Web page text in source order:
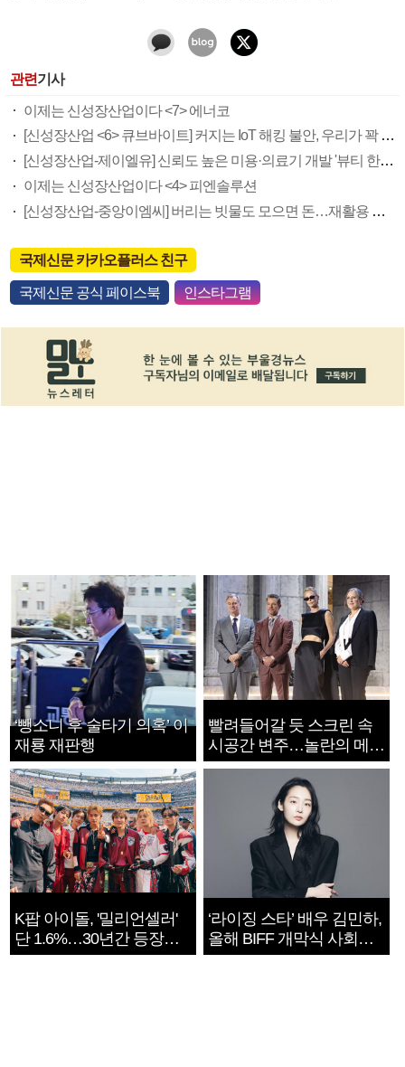
관련기사
이제는 신성장산업이다 <7> 에너코
[신성장산업 <6> 큐브바이트] 커지는 IoT 해킹 불안, 우리가 꽉 잡아드립니다
[신성장산업-제이엘유] 신뢰도 높은 미용·의료기 개발 '뷰티 한류' 숨은 공신
이제는 신성장산업이다 <4> 피엔솔루션
[신성장산업-중앙이엠씨] 버리는 빗물도 모으면 돈…재활용 기술 선두 주자
국제신문 카카오플러스 친구
국제신문 공식 페이스북 인스타그램
‘뺑소니 후 술타기 의혹’ 이
재룡 재판행
빨려들어갈 듯 스크린 속
시공간 변주…놀란의 메시
지는 ‘전쟁 속죄’
K팝 아이돌, '밀리언셀러'
단 1.6%…30년간 등장
1182개팀 전수조사
‘라이징 스타’ 배우 김민하,
올해 BIFF 개막식 사회자
확정